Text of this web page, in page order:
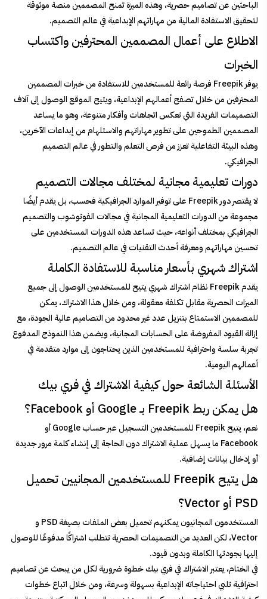
الباحثين عن تصاميم حصرية، وهذه الميزة تمنح المصممين منصة موثوقة
لتحقيق الاستفادة المالية من مهاراتهم الإبداعية في عالم التصميم.
الاطلاع على أعمال المصممين المحترفين واكتساب
الخبرات
يوفر Freepik فرصة رائعة للمستخدمين للاستفادة من خبرات المصممين
المحترفين من خلال تصفح أعمالهم الإبداعية، ويتيح الموقع الوصول إلى آلاف
التصميمات الفريدة التي تعكس اتجاهات وأفكار متنوعة، وهو ما يساعد
المصممين الطموحين على تطوير مهاراتهم والاستلهام من إبداعات الآخرين،
وهذه البيئة التفاعلية تعزز من فرص التعلم والتطور في عالم التصميم
الجرافيكي.
دورات تعليمية مجانية لمختلف مجالات التصميم
لا يقتصر دور Freepik على توفير الموارد الجرافيكية فحسب، بل يقدم أيضًا
مجموعة من الدورات التعليمية المجانية في مجالات الفوتوشوب والتصميم
الجرافيكي بمختلف أنواعه، حيث تساعد هذه الدورات المستخدمين على
تحسين مهاراتهم ومعرفة أحدث التقنيات في عالم التصميم.
اشتراك شهري بأسعار مناسبة للاستفادة الكاملة
يقدم Freepik نظام اشتراك شهري يتيح للمستخدمين الوصول إلى جميع
الميزات الحصرية مقابل تكلفة معقولة، ومن خلال هذا الاشتراك، يمكن
للمصممين الاستمتاع بتنزيل عدد غير محدود من التصاميم عالية الجودة، مع
إزالة القيود المفروضة على الحسابات المجانية، ويضمن هذا النموذج المدفوع
تجربة سلسة واحترافية للمستخدمين الذين يحتاجون إلى موارد متقدمة في
أعمالهم اليومية.
الأسئلة الشائعة حول كيفية الاشتراك في فري بيك
هل يمكن ربط Freepik بـ Google أو Facebook؟
نعم، يتيح Freepik للمستخدمين التسجيل عبر حساب Google أو
Facebook ما يسهل عملية الاشتراك دون الحاجة إلى إنشاء كلمة مرور جديدة
أو إدخال بيانات إضافية.
هل يتيح Freepik للمستخدمين المجانيين تحميل
PSD أو Vector؟
المستخدمون المجانيون يمكنهم تحميل بعض الملفات بصيغة PSD و
Vector، لكن العديد من التصميمات الحصرية تتطلب اشتراكًا مدفوعًا للوصول
إليها بجودتها الكاملة وبدون قيود.
في الختام، يعتبر الاشتراك في فري بيك خطوة ضرورية لكل من يبحث عن تصاميم
احترافية تلبي احتياجاته الإبداعية بسهولة وسرعة، ومن خلال اتباع خطوات